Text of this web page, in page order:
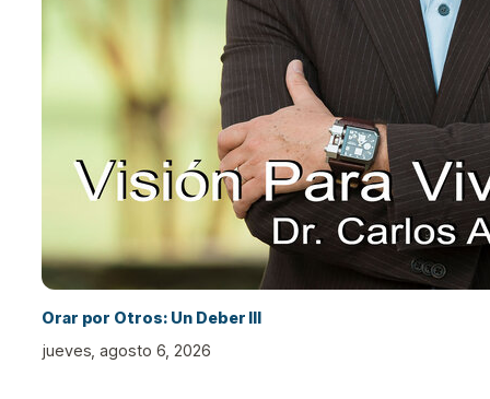
Orar por Otros: Un Deber III
jueves, agosto 6, 2026